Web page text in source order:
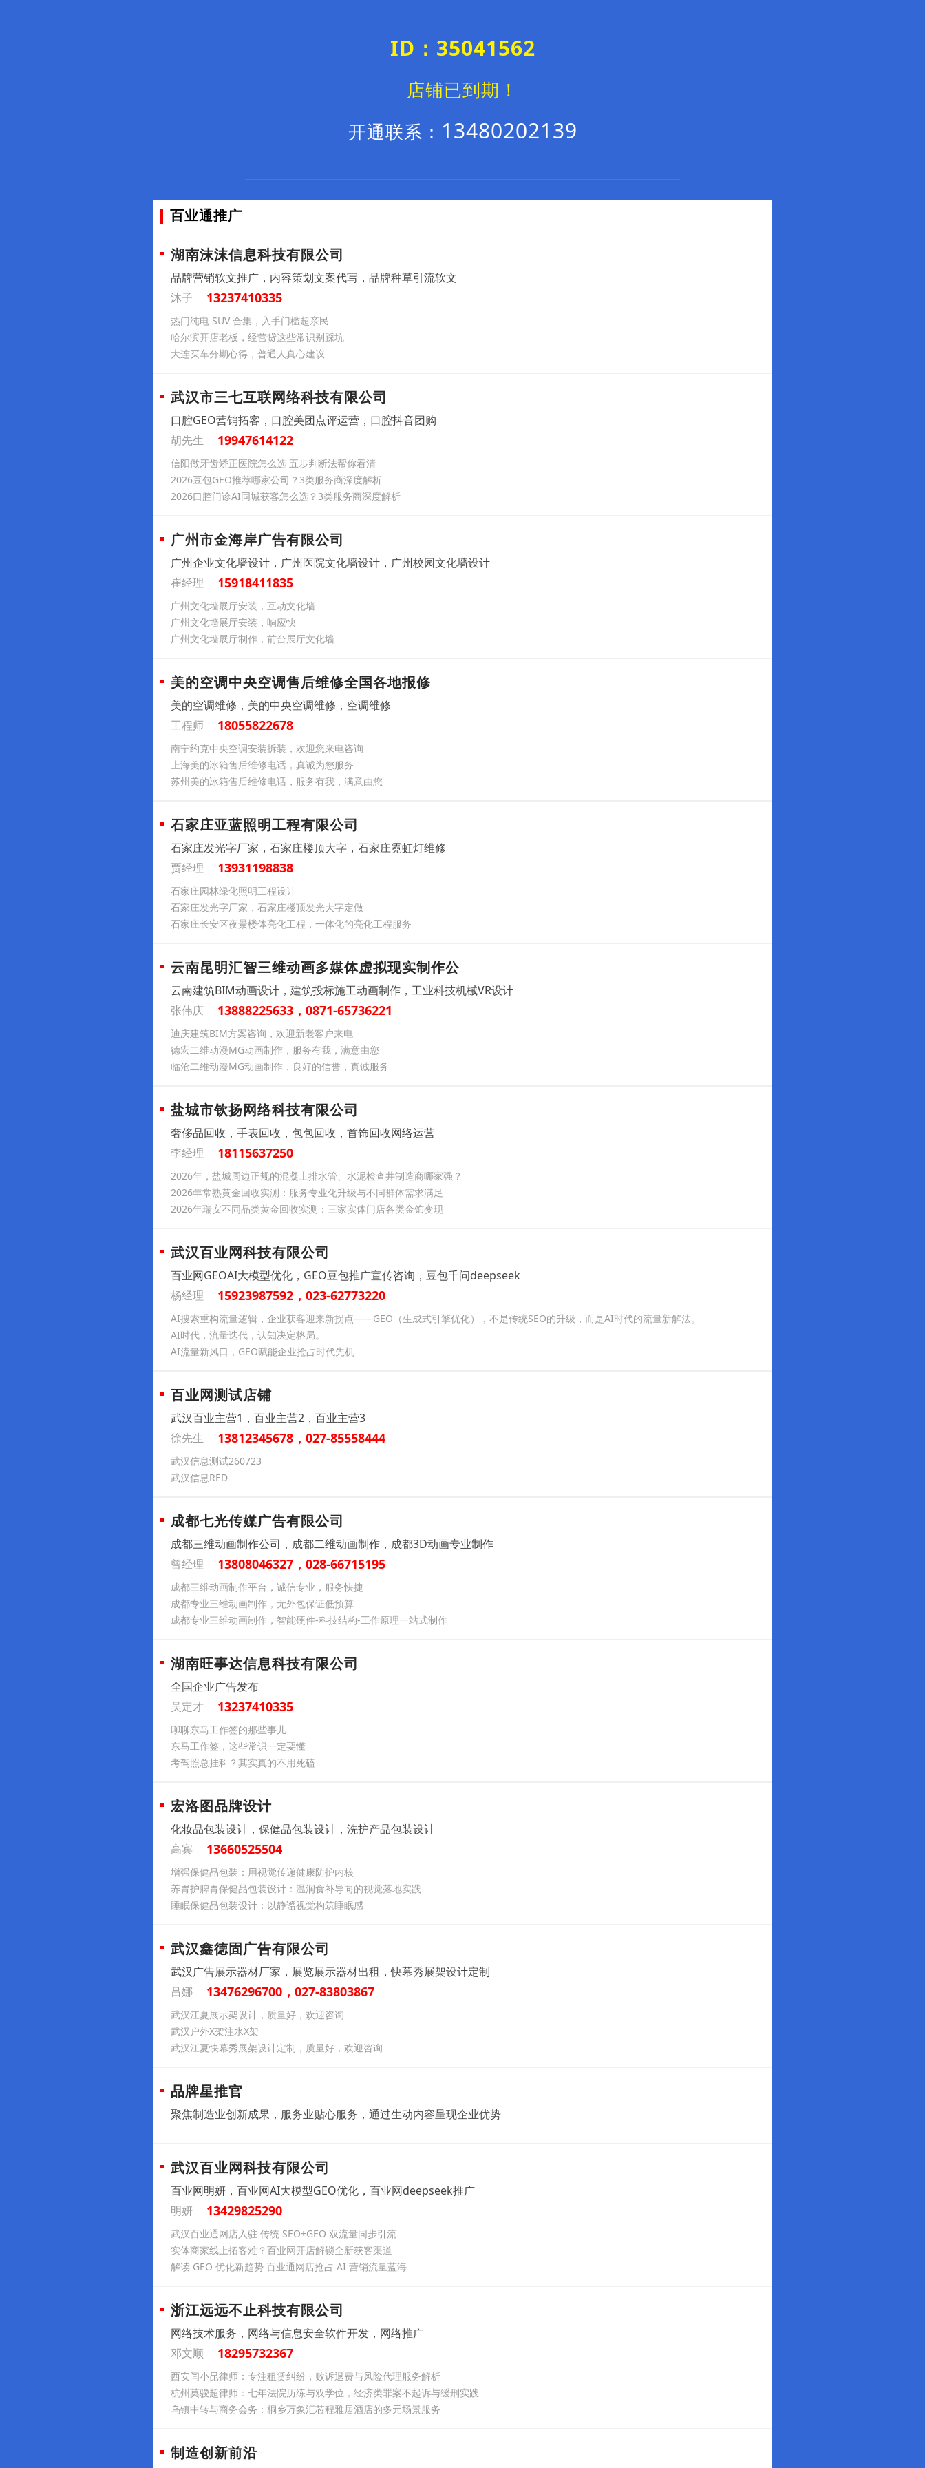
ID：35041562
店铺已到期！
开通联系： 13480202139
百业通推广
湖南沫沫信息科技有限公司
品牌营销软文推广，内容策划文案代写，品牌种草引流软文
沐子
13237410335
热门纯电 SUV 合集，入手门槛超亲民
哈尔滨开店老板，经营贷这些常识别踩坑
大连买车分期心得，普通人真心建议
武汉市三七互联网络科技有限公司
口腔GEO营销拓客，口腔美团点评运营，口腔抖音团购
胡先生
19947614122
信阳做牙齿矫正医院怎么选 五步判断法帮你看清
2026豆包GEO推荐哪家公司？3类服务商深度解析
2026口腔门诊AI同城获客怎么选？3类服务商深度解析
广州市金海岸广告有限公司
广州企业文化墙设计，广州医院文化墙设计，广州校园文化墙设计
崔经理
15918411835
广州文化墙展厅安装，互动文化墙
广州文化墙展厅安装，响应快
广州文化墙展厅制作，前台展厅文化墙
美的空调中央空调售后维修全国各地报修
美的空调维修，美的中央空调维修，空调维修
工程师
18055822678
南宁约克中央空调安装拆装，欢迎您来电咨询
上海美的冰箱售后维修电话，真诚为您服务
苏州美的冰箱售后维修电话，服务有我，满意由您
石家庄亚蓝照明工程有限公司
石家庄发光字厂家，石家庄楼顶大字，石家庄霓虹灯维修
贾经理
13931198838
石家庄园林绿化照明工程设计
石家庄发光字厂家，石家庄楼顶发光大字定做
石家庄长安区夜景楼体亮化工程，一体化的亮化工程服务
云南昆明汇智三维动画多媒体虚拟现实制作公
云南建筑BIM动画设计，建筑投标施工动画制作，工业科技机械VR设计
张伟庆
13888225633，0871-65736221
迪庆建筑BIM方案咨询，欢迎新老客户来电
德宏二维动漫MG动画制作，服务有我，满意由您
临沧二维动漫MG动画制作，良好的信誉，真诚服务
盐城市钦扬网络科技有限公司
奢侈品回收，手表回收，包包回收，首饰回收网络运营
李经理
18115637250
2026年，盐城周边正规的混凝土排水管、水泥检查井制造商哪家强？
2026年常熟黄金回收实测：服务专业化升级与不同群体需求满足
2026年瑞安不同品类黄金回收实测：三家实体门店各类金饰变现
武汉百业网科技有限公司
百业网GEOAI大模型优化，GEO豆包推广宣传咨询，豆包千问deepseek
杨经理
15923987592，023-62773220
AI搜索重构流量逻辑，企业获客迎来新拐点——GEO（生成式引擎优化），不是传统SEO的升级，而是AI时代的流量新解法。
AI时代，流量迭代，认知决定格局。
AI流量新风口，GEO赋能企业抢占时代先机
百业网测试店铺
武汉百业主营1，百业主营2，百业主营3
徐先生
13812345678，027-85558444
武汉信息测试260723
武汉信息RED
成都七光传媒广告有限公司
成都三维动画制作公司，成都二维动画制作，成都3D动画专业制作
曾经理
13808046327，028-66715195
成都三维动画制作平台，诚信专业，服务快捷
成都专业三维动画制作，无外包保证低预算
成都专业三维动画制作，智能硬件-科技结构-工作原理一站式制作
湖南旺事达信息科技有限公司
全国企业广告发布
吴定才
13237410335
聊聊东马工作签的那些事儿
东马工作签，这些常识一定要懂
考驾照总挂科？其实真的不用死磕
宏洛图品牌设计
化妆品包装设计，保健品包装设计，洗护产品包装设计
高宾
13660525504
增强保健品包装：用视觉传递健康防护内核
养胃护脾胃保健品包装设计：温润食补导向的视觉落地实践
睡眠保健品包装设计：以静谧视觉构筑睡眠感
武汉鑫徳固广告有限公司
武汉广告展示器材厂家，展览展示器材出租，快幕秀展架设计定制
吕娜
13476296700，027-83803867
武汉江夏展示架设计，质量好，欢迎咨询
武汉户外X架注水X架
武汉江夏快幕秀展架设计定制，质量好，欢迎咨询
品牌星推官
聚焦制造业创新成果，服务业贴心服务，通过生动内容呈现企业优势
武汉百业网科技有限公司
百业网明妍，百业网AI大模型GEO优化，百业网deepseek推广
明妍
13429825290
武汉百业通网店入驻 传统 SEO+GEO 双流量同步引流
实体商家线上拓客难？百业网开店解锁全新获客渠道
解读 GEO 优化新趋势 百业通网店抢占 AI 营销流量蓝海
浙江远远不止科技有限公司
网络技术服务，网络与信息安全软件开发，网络推广
邓文顺
18295732367
西安闫小昆律师：专注租赁纠纷，败诉退费与风险代理服务解析
杭州莫骏超律师：七年法院历练与双学位，经济类罪案不起诉与缓刑实践
乌镇中转与商务会务：桐乡万象汇芯程雅居酒店的多元场景服务
制造创新前沿